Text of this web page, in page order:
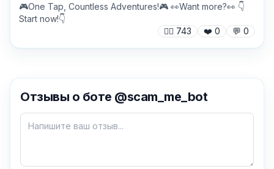
Как добавить бота?
🎮One Tap, Countless Adventures!🎮 👀Want more?👀 👇
Start now!👇
🙍‍♂️ 743 ❤️ 0 💬 0
Отзывы о боте @scam_me_bot